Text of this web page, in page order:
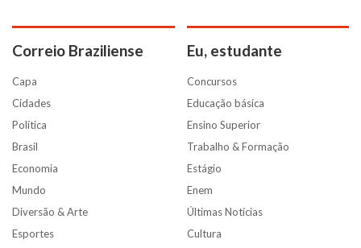
Correio Braziliense
Capa
Cidades
Política
Brasil
Economia
Mundo
Diversão & Arte
Esportes
Eu, estudante
Concursos
Educação básica
Ensino Superior
Trabalho & Formação
Estágio
Enem
Últimas Notícias
Cultura